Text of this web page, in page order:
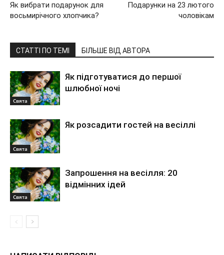
Як вибрати подарунок для
восьмирічного хлопчика?
Подарунки на 23 лютого
чоловікам
СТАТТІ ПО ТЕМІ БІЛЬШЕ ВІД АВТОРА
Свята
Як підготуватися до першої
шлюбної ночі
Свята
Як розсадити гостей на весіллі
Свята
Запрошення на весілля: 20
відмінних ідей